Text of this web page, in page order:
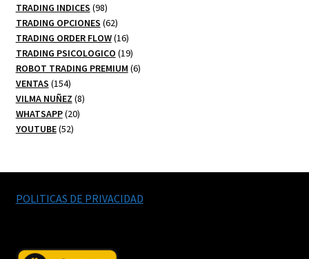
TRADING INDICES 9898
productos
TRADING OPCIONES 6262
productos
TRADING ORDER FLOW 1616
productos
TRADING PSICOLOGICO 1919
productos
ROBOT TRADING PREMIUM 66
VENTAS 154154
productos
VILMA NUÑEZ 88
WHATSAPP 2020
YOUTUBE 5252
POLITICAS DE PRIVACIDAD